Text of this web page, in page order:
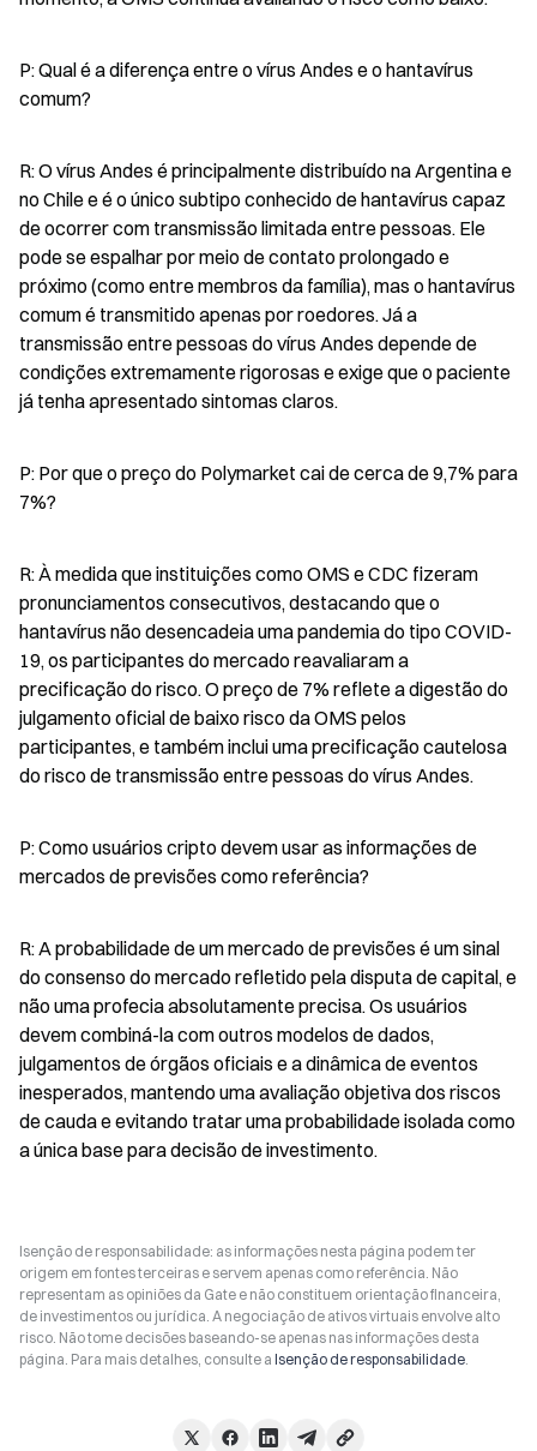
P: Qual é a diferença entre o vírus Andes e o hantavírus
comum?
R: O vírus Andes é principalmente distribuído na Argentina e
no Chile e é o único subtipo conhecido de hantavírus capaz
de ocorrer com transmissão limitada entre pessoas. Ele
pode se espalhar por meio de contato prolongado e
próximo (como entre membros da família), mas o hantavírus
comum é transmitido apenas por roedores. Já a
transmissão entre pessoas do vírus Andes depende de
condições extremamente rigorosas e exige que o paciente
já tenha apresentado sintomas claros.
P: Por que o preço do Polymarket cai de cerca de 9,7% para
7%?
R: À medida que instituições como OMS e CDC fizeram
pronunciamentos consecutivos, destacando que o
hantavírus não desencadeia uma pandemia do tipo COVID-
19, os participantes do mercado reavaliaram a
precificação do risco. O preço de 7% reflete a digestão do
julgamento oficial de baixo risco da OMS pelos
participantes, e também inclui uma precificação cautelosa
do risco de transmissão entre pessoas do vírus Andes.
P: Como usuários cripto devem usar as informações de
mercados de previsões como referência?
R: A probabilidade de um mercado de previsões é um sinal
do consenso do mercado refletido pela disputa de capital, e
não uma profecia absolutamente precisa. Os usuários
devem combiná-la com outros modelos de dados,
julgamentos de órgãos oficiais e a dinâmica de eventos
inesperados, mantendo uma avaliação objetiva dos riscos
de cauda e evitando tratar uma probabilidade isolada como
a única base para decisão de investimento.
Isenção de responsabilidade: as informações nesta página podem ter
origem em fontes terceiras e servem apenas como referência. Não
representam as opiniões da Gate e não constituem orientação financeira,
de investimentos ou jurídica. A negociação de ativos virtuais envolve alto
risco. Não tome decisões baseando-se apenas nas informações desta
página. Para mais detalhes, consulte a Isenção de responsabilidade.